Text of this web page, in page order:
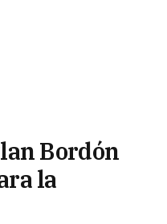
Bordón
la